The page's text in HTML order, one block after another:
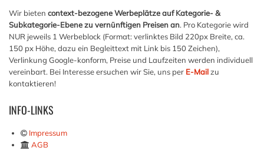
Wir bieten context-bezogene Werbeplätze auf Kategorie- &
Subkategorie-Ebene zu vernünftigen Preisen an. Pro Kategorie wird
NUR jeweils 1 Werbeblock (Format: verlinktes Bild 220px Breite, ca.
150 px Höhe, dazu ein Begleittext mit Link bis 150 Zeichen),
Verlinkung Google-konform, Preise und Laufzeiten werden individuell
vereinbart. Bei Interesse ersuchen wir Sie, uns per E-Mailzu
kontaktieren!
INFO-LINKS
Impressum
AGB